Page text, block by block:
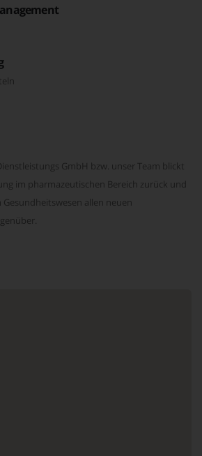
GmbH bzw. unser Team blickt
im pharmazeutischen Bereich zurück und
allen neuen